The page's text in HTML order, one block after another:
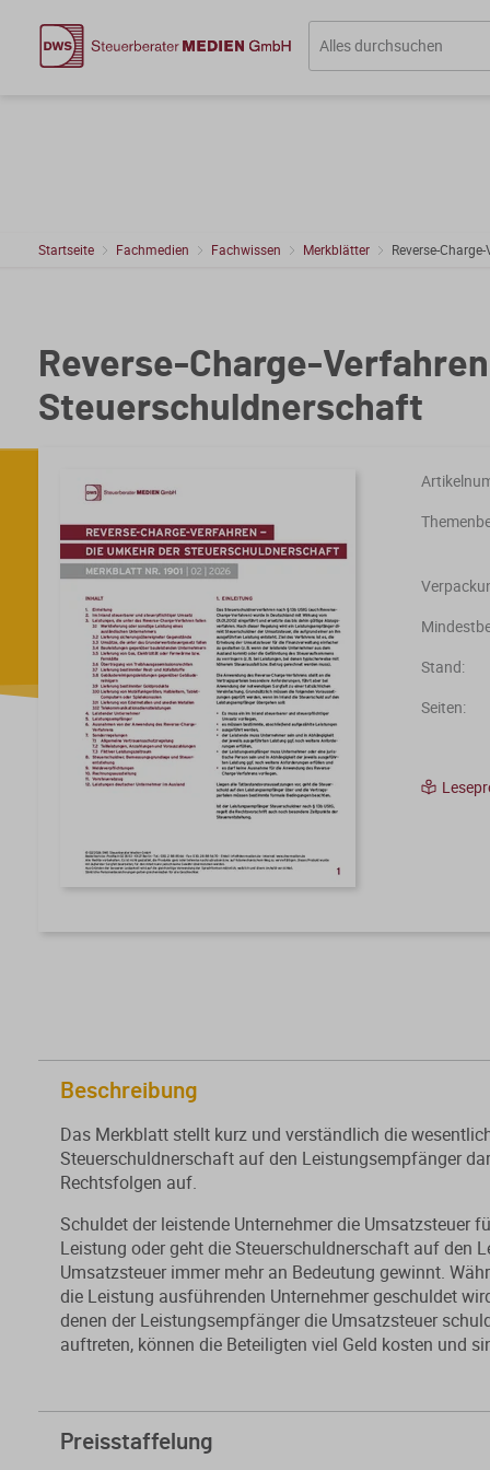
Startseite Fachmedien Fachwissen Merkblätter Reverse-
Reverse-Charge-
Steuerschuldnerschaft
Stand:
Seiten:
Beschreibung
Das Merkblatt stellt kurz und verständlich die
Steuerschuldnerschaft auf den Leistungsempfänger
Rechtsfolgen auf.
Schuldet der leistende Unternehmer die Umsatzsteuer
Leistung oder geht die Steuerschuldnerschaft auf den
Umsatzsteuer immer mehr an Bedeutung gewinnt.
die Leistung ausführenden Unternehmer geschuldet
denen der Leistungsempfänger die Umsatzsteuer
auftreten, können die Beteiligten viel Geld kosten und
Preisstaffelung